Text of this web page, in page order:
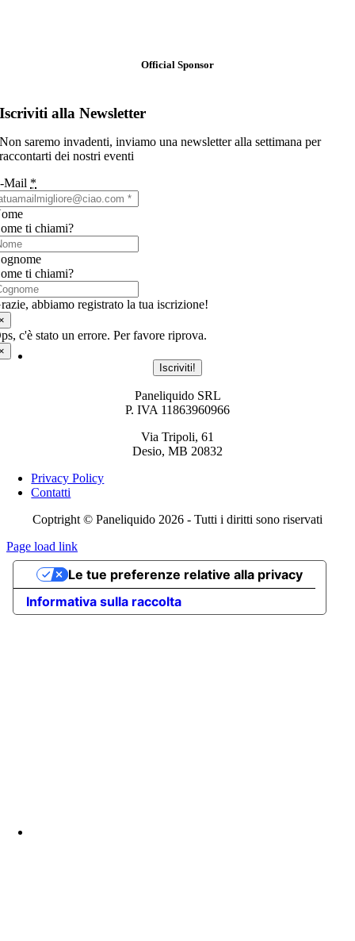
Official Sponsor
Iscriviti alla Newsletter
Non saremo invadenti, inviamo una newsletter alla settimana per
raccontarti dei nostri eventi
Mail *
ti chiami?
ti chiami?
abbiamo registrato la tua iscrizione!
c'è stato un errore. Per favore riprova.
Iscriviti!
Paneliquido SRL
P. IVA 11863960966
Via Tripoli, 61
Desio, MB 20832
Privacy Policy
Contatti
Coptright © Paneliquido 2026 - Tutti i diritti sono riservati
Page load link
Torna
cima
Informativa sulla raccolta
Le tue preferenze relative alla privacy